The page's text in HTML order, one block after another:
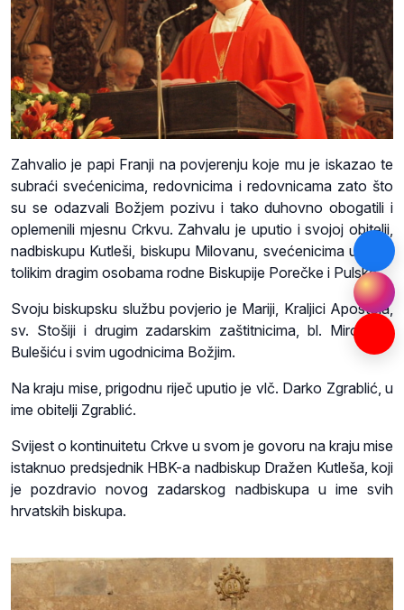
Zahvalio je papi Franji na povjerenju koje mu je iskazao te
subraći svećenicima, redovnicima i redovnicama zato što
su se odazvali Božjem pozivu i tako duhovno obogatili i
oplemenili mjesnu Crkvu. Zahvalu je uputio i svojoj obitelji,
nadbiskupu Kutleši, biskupu Milovanu, svećenicima u Istri i
tolikim dragim osobama rodne Biskupije Porečke i Pulske.
Svoju biskupsku službu povjerio je Mariji, Kraljici Apostola,
sv. Stošiji i drugim zadarskim zaštitnicima, bl. Miroslavu
Bulešiću i svim ugodnicima Božjim.
Na kraju mise, prigodnu riječ uputio je vlč. Darko Zgrablić, u
ime obitelji Zgrablić.
Svijest o kontinuitetu Crkve u svom je govoru na kraju mise
istaknuo predsjednik HBK-a nadbiskup Dražen Kutleša, koji
je pozdravio novog zadarskog nadbiskupa u ime svih
hrvatskih biskupa.